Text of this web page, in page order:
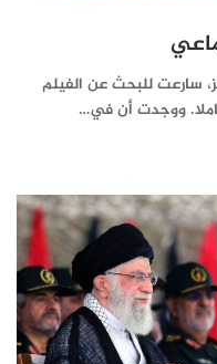
سارعت للبحث عن الفيلم